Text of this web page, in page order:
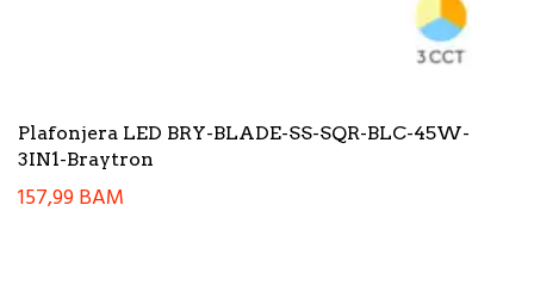
Plafonjera LED BRY-BLADE-SS-SQR-BLC-45W-
3IN1-Braytron
157,99BAM